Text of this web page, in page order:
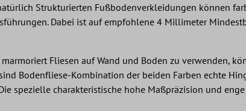
Strukturierten Fußbodenverkleidungen können
Dabei ist auf empfohlene 4 Millimeter
Fliesen auf Wand und Boden zu verwenden,
Bodenfliese-Kombination der beiden Farben echte
spezielle charakteristische hohe Maßpräzision und